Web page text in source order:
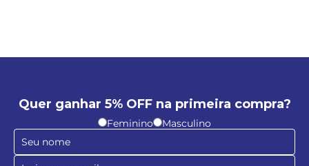
Quer ganhar 5% OFF na primeira compra?
Feminino Masculino